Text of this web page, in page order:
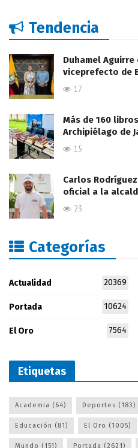
Tendencia
Duhamel
viceprefecto de
17
Más de 160
Archipiélago de
15
Carlos
oficial a la
23
Categorías
Actualidad 20369
Portada 10624
El Oro 7564
Etiquetas
Academia (64) Deportes (183)
Educación (81) El Oro (1005)
Mundo (151) Portada (2621)